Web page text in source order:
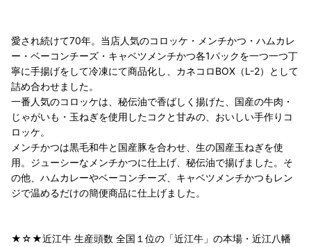
愛され続けて70年。当店人気のコロッケ・メンチかつ・ハムカレ
ー・ベーコンチーズ・キャベツメンチかつ各1パックを一つ一つ丁
寧に手揚げをして冷凍にて商品化し、カネコロBOX（L-2）として
詰め合わせました。
一番人気のコロッケは、秘伝油で香ばしく揚げた、国産の牛肉・
じゃがいも・玉ねぎを使用したコクと甘みの、おいしい手作りコ
ロッケ。
メンチかつは黒毛和牛と国産豚を合わせ、生の国産玉ねぎを使
用。ジューシーなメンチかつに仕上げ、秘伝油で揚げました。そ
の他、ハムカレーやベーコンチーズ、キャベツメンチかつもレン
ジで温めるだけの簡便商品に仕上げました。
★☆★近江牛 生産頭数 全国１位の「近江牛」の本場・近江八幡